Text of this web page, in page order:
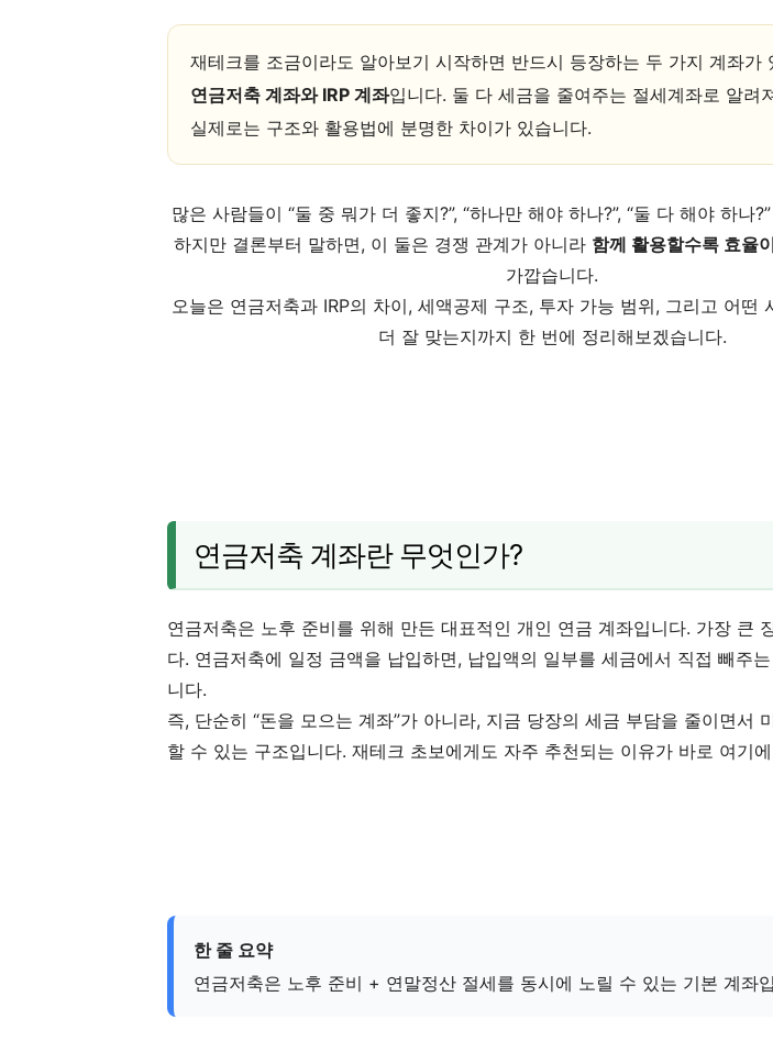
재테크를 조금이라도 알아보기 시작하면 반드시 등장하는 두 가지 계좌가
연금저축 계좌와 IRP 계좌입니다. 둘 다 세금을 줄여주는 절세계좌로 알려
실제로는 구조와 활용법에 분명한 차이가 있습니다.
많은 사람들이 “둘 중 뭐가 더 좋지?”, “하나만 해야 하나?”, “둘 다 해야 하나
하지만 결론부터 말하면, 이 둘은 경쟁 관계가 아니라 함께 활용할수록 효율
가깝습니다.
오늘은 연금저축과 IRP의 차이, 세액공제 구조, 투자 가능 범위, 그리고 어떤
더 잘 맞는지까지 한 번에 정리해보겠습니다.
연금저축 계좌란 무엇인가?
연금저축은 노후 준비를 위해 만든 대표적인 개인 연금 계좌입니다. 가장 큰
다. 연금저축에 일정 금액을 납입하면, 납입액의 일부를 세금에서 직접 빼주
니다.
즉, 단순히 “돈을 모으는 계좌”가 아니라, 지금 당장의 세금 부담을 줄이면서
할 수 있는 구조입니다. 재테크 초보에게도 자주 추천되는 이유가 바로 여기
한 줄 요약
연금저축은 노후 준비 + 연말정산 절세를 동시에 노릴 수 있는 기본 계좌